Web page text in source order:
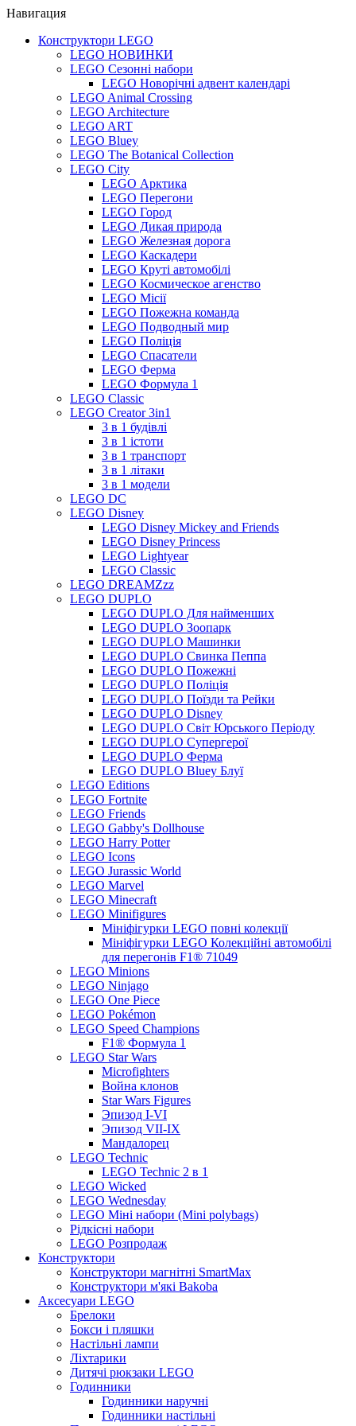
Навигация
Конструктори LEGO
LEGO НОВИНКИ
LEGO Сезонні набори
LEGO Новорічні адвент календарі
LEGO Animal Crossing
LEGO Architecture
LEGO ART
LEGO Bluey
LEGO The Botanical Collection
LEGO City
LEGO Арктика
LEGO Перегони
LEGO Город
LEGO Дикая природа
LEGO Железная дорога
LEGO Каскадери
LEGO Круті автомобілі
LEGO Космическое агенство
LEGO Місії
LEGO Пожежна команда
LEGO Подводный мир
LEGO Поліція
LEGO Спасатели
LEGO Ферма
LEGO Формула 1
LEGO Classic
LEGO Creator 3in1
3 в 1 будівлі
3 в 1 істоти
3 в 1 транспорт
3 в 1 літаки
3 в 1 модели
LEGO DC
LEGO Disney
LEGO Disney Mickey and Friends
LEGO Disney Princess
LEGO Lightyear
LEGO Classic
LEGO DREAMZzz
LEGO DUPLO
LEGO DUPLO Для найменших
LEGO DUPLO Зоопарк
LEGO DUPLO Машинки
LEGO DUPLO Свинка Пеппа
LEGO DUPLO Пожежні
LEGO DUPLO Поліція
LEGO DUPLO Поїзди та Рейки
LEGO DUPLO Disney
LEGO DUPLO Світ Юрського Періоду
LEGO DUPLO Супергерої
LEGO DUPLO Ферма
LEGO DUPLO Bluey Блуї
LEGO Editions
LEGO Fortnite
LEGO Friends
LEGO Gabby's Dollhouse
LEGO Harry Potter
LEGO Icons
LEGO Jurassic World
LEGO Marvel
LEGO Minecraft
LEGO Minifigures
Мініфігурки LEGO повні колекції
Мініфігурки LEGO Колекційні автомобілі
для перегонів F1® 71049
LEGO Minions
LEGO Ninjago
LEGO One Piece
LEGO Pokémon
LEGO Speed Champions
F1® Формула 1
LEGO Star Wars
Microfighters
Война клонов
Star Wars Figures
Эпизод I-VI
Эпизод VII-IX
Мандалорец
LEGO Technic
LEGO Technic 2 в 1
LEGO Wicked
LEGO Wednesday
LEGO Міні набори (Mini polybags)
Рідкісні набори
LEGO Розпродаж
Конструктори
Конструктори магнітні SmartMax
Конструктори м'які Bakoba
Аксесуари LEGO
Брелоки
Бокси і пляшки
Настільні лампи
Ліхтарики
Дитячі рюкзаки LEGO
Годинники
Годинники наручні
Годинники настільні